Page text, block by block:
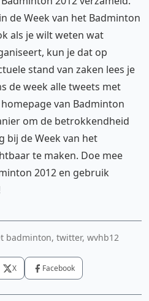
de Week van het Badminton
als je wilt weten wat
kun je dat op
stand van zaken lees je
de week alle tweets met
van Badminton
om de betrokkendheid
bij de Week van het
te maken. Doe mee
2012 en gebruik
badminton, twitter, wvhb12
X Facebook